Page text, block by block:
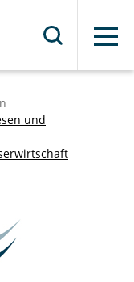
Menü
und